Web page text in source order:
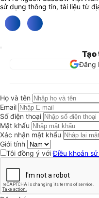
sử dụng thông tin, tài liệu từ
Tạo
Đăng
Họ và tên
Email
Số điện thoại
Mật khẩu
Xác nhận mật khẩu
Giới tính
Tôi đồng ý vớiĐiều khoản